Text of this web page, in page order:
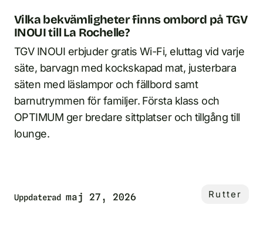
Vilka bekvämligheter finns ombord på TGV
INOUI till La Rochelle?
TGV INOUI erbjuder gratis Wi-Fi, eluttag vid varje
säte, barvagn med kockskapad mat, justerbara
säten med läslampor och fällbord samt
barnutrymmen för familjer. Första klass och
OPTIMUM ger bredare sittplatser och tillgång till
lounge.
Uppdaterad maj 27, 2026 Rutter